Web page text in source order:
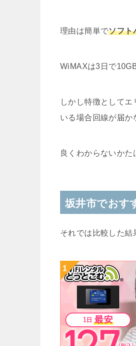
理由は簡単でソフト
WiMAXは3日で
しかし特徴として
いる場合回線が届か
良くわからないかた
坂井市でおす
それでは比較した結